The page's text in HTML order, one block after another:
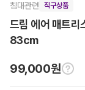
침대관련 직구상품
드림 에어 매트
83cm
99,000원